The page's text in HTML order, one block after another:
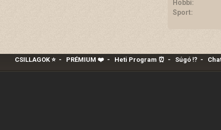
Hobbi:
Sport:
CSILLAGOK ⭐- PRÉMIUM ❤️‍- Heti Program ⏰ - Súgó ⁉️-